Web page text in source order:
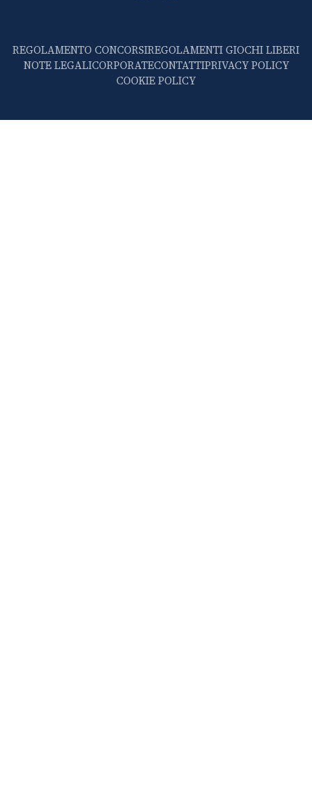
REGOLAMENTO CONCORSIREGOLAMENTI GIOCHI LIBERI
NOTE LEGALICORPORATECONTATTIPRIVACY POLICY
COOKIE POLICY